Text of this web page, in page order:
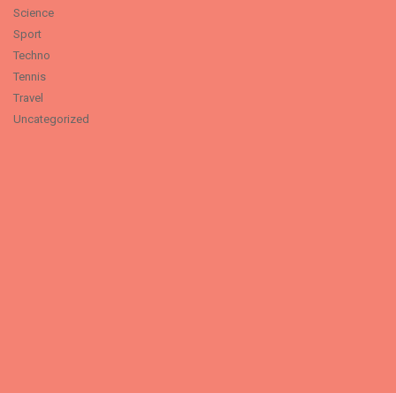
Science
Sport
Techno
Tennis
Travel
Uncategorized